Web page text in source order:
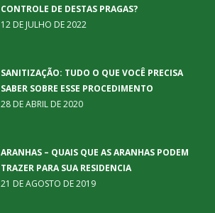
CONTROLE DE DESTAS PRAGAS?
12 DE JULHO DE 2022
SANITIZAÇÃO: TUDO O QUE VOCÊ PRECISA
SABER SOBRE ESSE PROCEDIMENTO
28 DE ABRIL DE 2020
ARANHAS – QUAIS QUE AS ARANHAS PODEM
TRAZER PARA SUA RESIDENCIA
21 DE AGOSTO DE 2019